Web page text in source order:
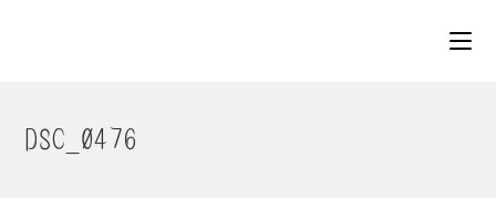
DSC_0476